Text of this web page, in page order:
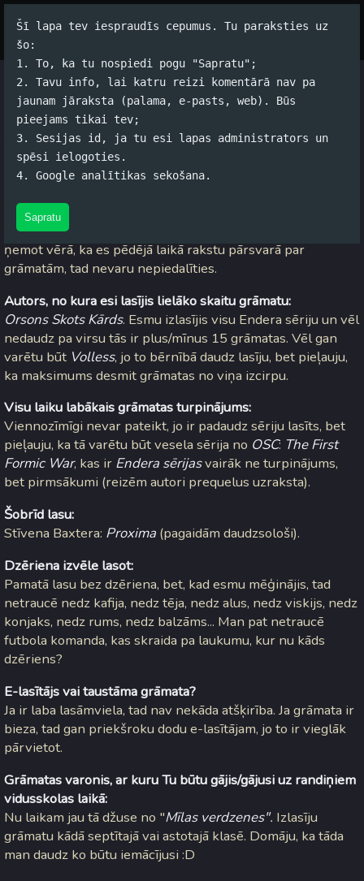
Šī lapa tev iespraudīs cepumus. Tu paraksties uz
šo:
1. To, ka tu nospiedi pogu "Sapratu";
2. Tavu info, lai katru reizi komentārā nav pa
jaunam jāraksta (palama, e-pasts, web). Būs
pieejams tikai tev;
3. Sesijas id, ja tu esi lapas administrators un
spēsi ielogoties.
4. Google analītikas sekošana.
Sapratu
Grāmatjautājumi no A-Z
Jānis Rubļevskis (koko) / 18.10.2015. 17:21 /#Grāmatas
komentāri
par grāmatām. Mani ievilcis tājā visā ir
tādiem ķēžierakstiem ir paveca, tāpēc nav nekas īpašs, bet,
ņemot vērā, ka es pēdējā laikā rakstu pārsvarā par
grāmatām, tad nevaru nepiedalīties.
Autors, no kura esi lasījis lielāko skaitu grāmatu:
Orsons Skots Kārds. Esmu izlasījis visu Endera sēriju un vēl
nedaudz pa virsu tās ir plus/mīnus 15 grāmatas. Vēl gan
varētu būt Volless, jo to bērnībā daudz lasīju, bet pieļauju,
ka maksimums desmit grāmatas no viņa izcirpu.
Visu laiku labākais grāmatas turpinājums:
Viennozīmīgi nevar pateikt, jo ir padaudz sēriju lasīts, bet
pieļauju, ka tā varētu būt vesela sērija no OSC: The First
Formic War, kas ir Endera sērijasvairāk ne turpinājums,
bet pirmsākumi (reizēm autori prequelus uzraksta).
Šobrīd lasu:
Stīvena Baxtera: Proxima (pagaidām daudzsološi).
Dzēriena izvēle lasot:
Pamatā lasu bez dzēriena, bet, kad esmu mēģinājis, tad
netraucē nedz kafija, nedz tēja, nedz alus, nedz viskijs, nedz
konjaks, nedz rums, nedz balzāms... Man pat netraucē
futbola komanda, kas skraida pa laukumu, kur nu kāds
dzēriens?
E-lasītājs vai taustāma grāmata?
Ja ir laba lasāmviela, tad nav nekāda atšķirība. Ja grāmata ir
bieza, tad gan priekšroku dodu e-lasītājam, jo to ir vieglāk
pārvietot.
Grāmatas varonis, ar kuru Tu būtu gājis/gājusi uz randiņiem
vidusskolas laikā:
Nu laikam jau tā džuse no "Mīlas verdzenes". Izlasīju
grāmatu kādā septītajā vai astotajā klasē. Domāju, ka tāda
man daudz ko būtu iemācījusi :D